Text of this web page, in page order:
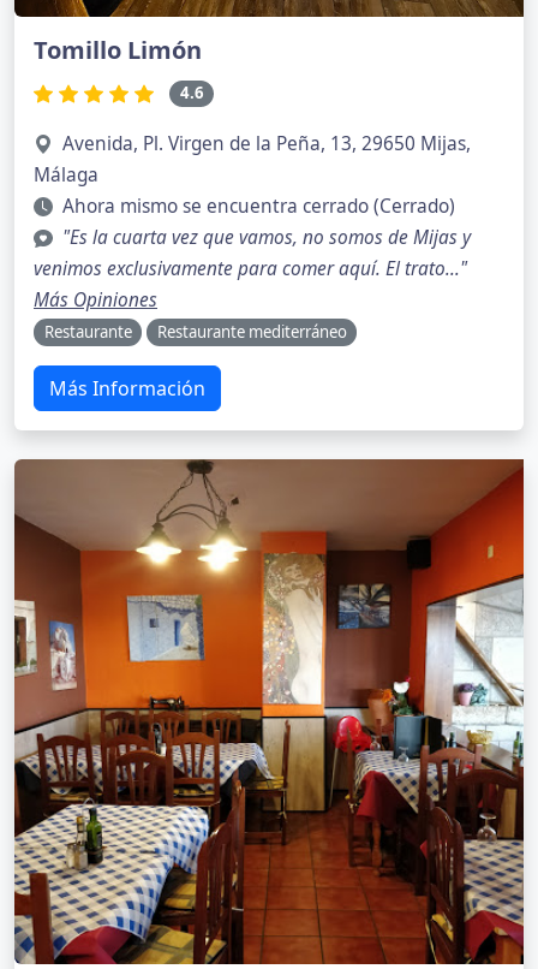
Tomillo Limón
4.6
Avenida, Pl. Virgen de la Peña, 13, 29650 Mijas,
Málaga
Ahora mismo se encuentra cerrado (Cerrado)
"Es la cuarta vez que vamos, no somos de Mijas y
venimos exclusivamente para comer aquí. El trato..."
Más Opiniones
Restaurante Restaurante mediterráneo
Más Información